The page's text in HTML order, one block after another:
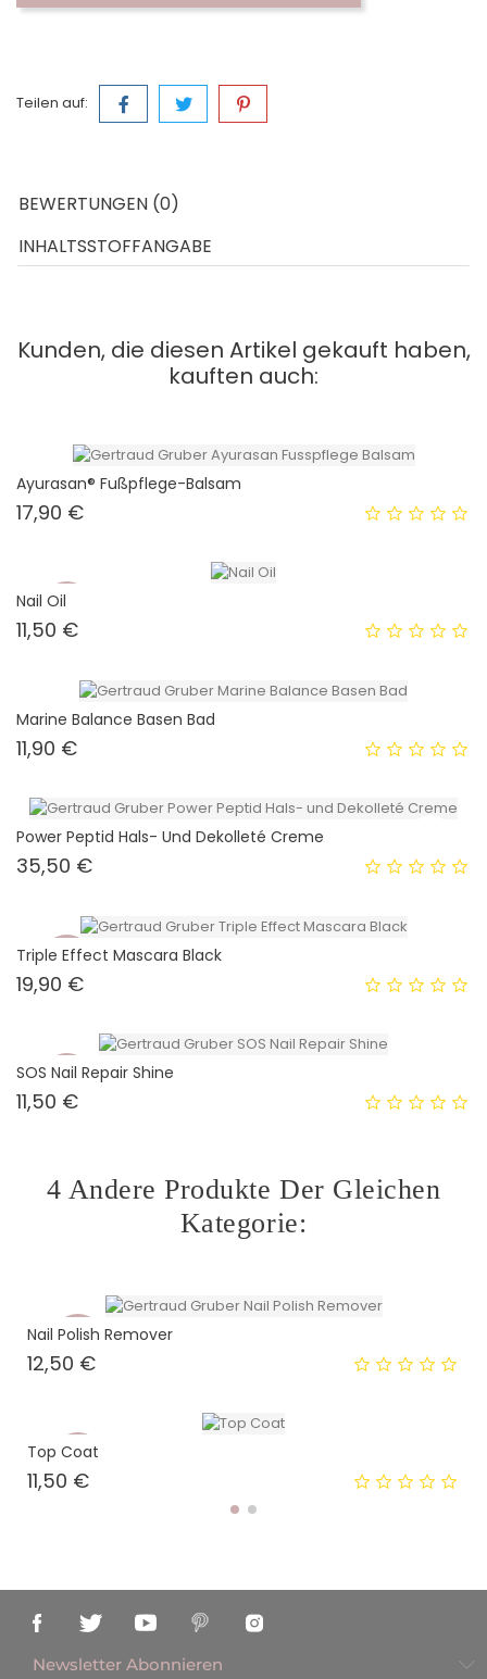
Teilen auf:
BEWERTUNGEN (0)
INHALTSSTOFFANGABE
Kunden, die diesen Artikel gekauft haben,
kauften auch:
Ayurasan® Fußpflege-Balsam
17,90 €Preis
Neu
Nail Oil
11,50 €Preis
Marine Balance Basen Bad
11,90 €Preis
Power Peptid Hals- Und Dekolleté Creme
35,50 €Preis
Neu
Triple Effect Mascara Black
19,90 €Preis
Neu
SOS Nail Repair Shine
11,50 €Preis
4 Andere Produkte Der Gleichen
Kategorie:
Neu
Nail Polish Remover
12,50 €Preis
Neu
Top Coat
11,50 €Preis
Newsletter Abonnieren